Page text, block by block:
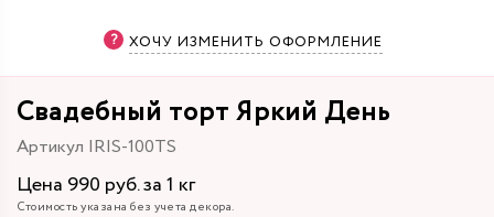
ХОЧУ ИЗМЕНИТЬ ОФОРМЛЕНИЕ
Свадебный торт Яркий День
Артикул IRIS-100TS
Цена 990 руб. за 1 кг
Стоимость указана без учета декора.